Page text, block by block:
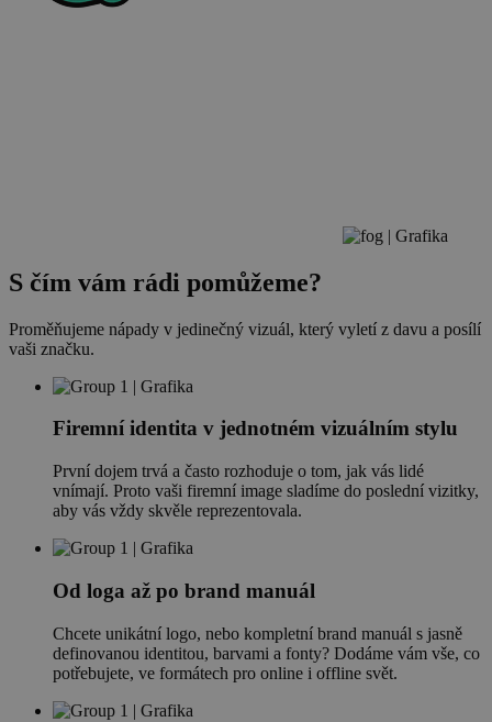
S čím vám rádi pomůžeme?
Proměňujeme nápady v jedinečný vizuál, který vyletí z davu a posílí
vaši značku.
Firemní identita v jednotném vizuálním stylu
První dojem trvá a často rozhoduje o tom, jak vás lidé
vnímají. Proto vaši firemní image sladíme do poslední vizitky,
aby vás vždy skvěle reprezentovala.
Od loga až po brand manuál
Chcete unikátní logo, nebo kompletní brand manuál s jasně
definovanou identitou, barvami a fonty? Dodáme vám vše, co
potřebujete, ve formátech pro online i offline svět.